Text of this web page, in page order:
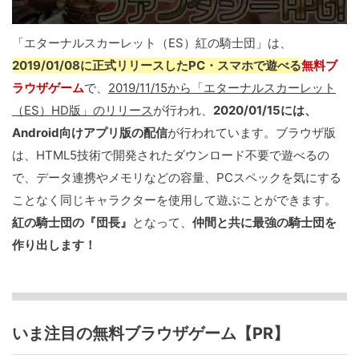
「エターナルスカーレット（ES）紅の騎士団」は、
2019/01/08に正式リリースしたPC・スマホで遊べる無料ブ
ラウザゲームで、 2019/11/15から「エターナルスカーレット
（ES）HD版」のリリースが行われ、 2020/01/15には、
Android向けアプリ版の配信が行われています。ブラウザ版
は、HTML5技術で開発されたダウンロード不要で遊べるの
で、データ連携やメモリなどの容量、PCスペックを気にする
ことなく同じキャラクターを使用して遊ぶことができます。
紅の騎士団の『団長』 となって、 仲間と共に最強の騎士団を
作り出します！
いま注目の無料ブラウザゲーム【PR】